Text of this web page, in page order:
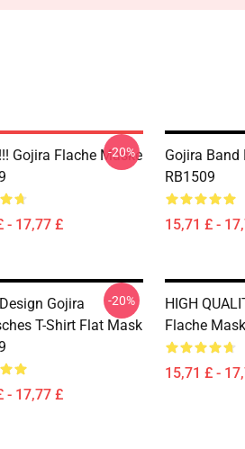
Gojira Flache Maske
- 17,77 £
-20%
Gojira
RB1509
15,71 £ -
Gojira
T-Shirt Flat Mask
- 17,77 £
-20%
HIGH
Flache
15,71 £ -